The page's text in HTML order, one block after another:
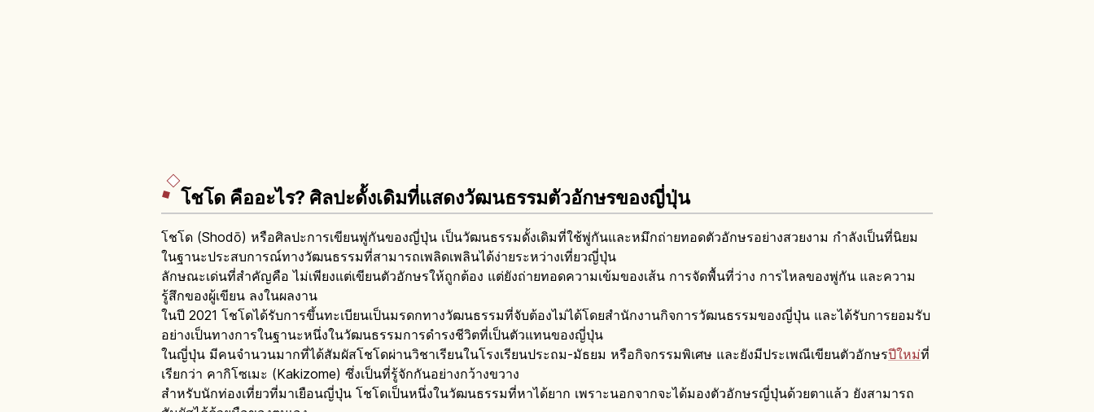
โชโด คืออะไร? ศิลปะดั้งเดิมที่แสดงวัฒนธรรมตัวอักษรของญี่ปุ่น
โชโด (Shodō) หรือศิลปะการเขียนพู่กันของญี่ปุ่น เป็นวัฒนธรรมดั้งเดิมที่ใช้พู่กันและหมึกถ่ายทอดตัวอักษรอย่างสวยงาม กำลังเป็นที่นิยม
ในฐานะประสบการณ์ทางวัฒนธรรมที่สามารถเพลิดเพลินได้ง่ายระหว่างเที่ยวญี่ปุ่น
ลักษณะเด่นที่สำคัญคือ ไม่เพียงแต่เขียนตัวอักษรให้ถูกต้อง แต่ยังถ่ายทอดความเข้มของเส้น การจัดพื้นที่ว่าง การไหลของพู่กัน และความ
รู้สึกของผู้เขียน ลงในผลงาน
ในปี 2021 โชโดได้รับการขึ้นทะเบียนเป็นมรดกทางวัฒนธรรมที่จับต้องไม่ได้โดยสำนักงานกิจการวัฒนธรรมของญี่ปุ่น และได้รับการยอมรับ
อย่างเป็นทางการในฐานะหนึ่งในวัฒนธรรมการดำรงชีวิตที่เป็นตัวแทนของญี่ปุ่น
ในญี่ปุ่น มีคนจำนวนมากที่ได้สัมผัสโชโดผ่านวิชาเรียนในโรงเรียนประถม-มัธยม หรือกิจกรรมพิเศษ และยังมีประเพณีเขียนตัวอักษรปีใหม่ที่
เรียกว่า คากิโซเมะ (Kakizome) ซึ่งเป็นที่รู้จักกันอย่างกว้างขวาง
สำหรับนักท่องเที่ยวที่มาเยือนญี่ปุ่น โชโดเป็นหนึ่งในวัฒนธรรมที่หาได้ยาก เพราะนอกจากจะได้มองตัวอักษรญี่ปุ่นด้วยตาแล้ว ยังสามารถ